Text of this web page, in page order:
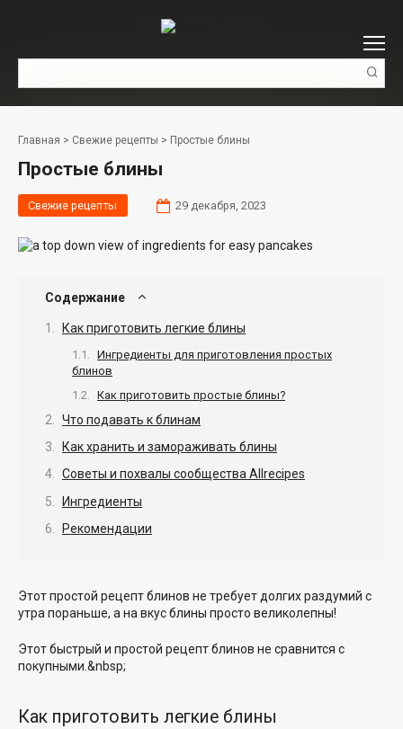
Главная > Свежие рецепты > Простые блины
Простые блины
Свежие рецепты 29 декабря, 2023
Содержание
Как приготовить легкие блины
Ингредиенты для приготовления простых
блинов
Как приготовить простые блины?
Что подавать к блинам
Как хранить и замораживать блины
Советы и похвалы сообщества Allrecipes
Ингредиенты
Рекомендации
Этот простой рецепт блинов не требует долгих раздумий с
утра пораньше, а на вкус блины просто великолепны!
Этот быстрый и простой рецепт блинов не сравнится с
покупными.&nbsp;
Как приготовить легкие блины